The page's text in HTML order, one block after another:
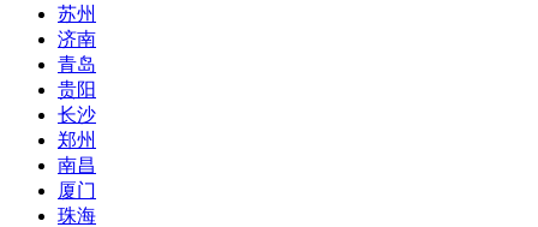
苏州
济南
青岛
贵阳
长沙
郑州
南昌
厦门
珠海